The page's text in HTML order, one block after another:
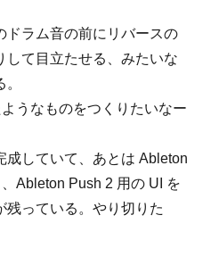
ドラム音の前にリバースの
して目立たせる、みたいな
うなものをつくりたいなー
成していて、あとは Ableton
Ableton Push 2 用の UI を
残っている。やり切りた